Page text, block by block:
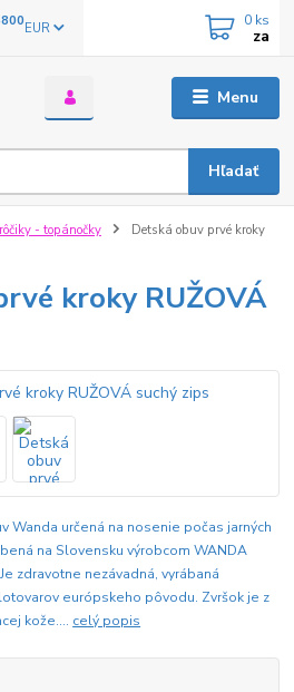
Menu
EUR
Hľadať
0 ks
za
- topánočky
Detská obuv prvé kroky
kroky RUŽOVÁ
Wanda určená na nosenie počas jarných
na Slovensku výrobcom WANDA
zdravotne nezávadná, vyrábaná
európskeho pôvodu. Zvršok je z
kože.... celý popis